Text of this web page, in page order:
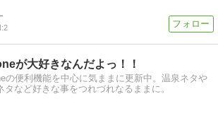
2
が大好きなんだよっ！！
の便利機能を中心に気ままに更新中。温泉ネタや
タなど好きな事をつれづれなるままに。